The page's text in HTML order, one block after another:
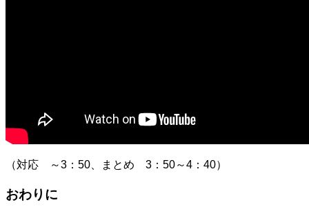
（対応 ～3：50、まとめ 3：50～4：40）
おわりに